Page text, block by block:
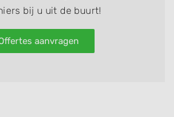
bij u uit de buurt!
aanvragen